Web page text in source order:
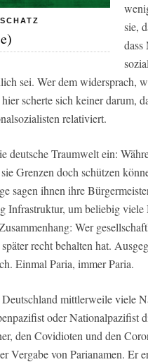
sie,
dass
sei. Wer dem widersprach,
scherte sich keiner darum,
relativiert.
deutsche Traumwelt ein:
Grenzen doch schützen
sagen ihnen ihre
Infrastruktur, um beliebig
Wer
recht behalten hat.
Einmal Paria, immer Paria.
mittlerweile viele
oder Nationalpazifist
den Covidioten und den
Vergabe von Parianamen. Er